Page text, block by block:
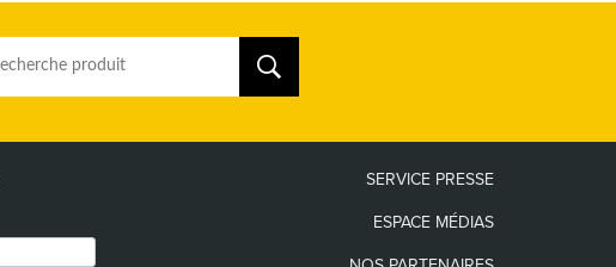
SERVICE PRESSE
ESPACE MÉDIAS